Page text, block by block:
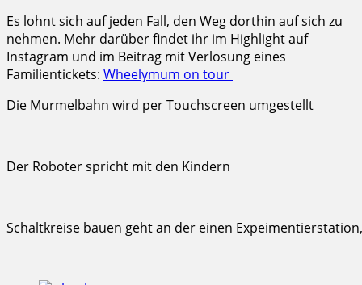
Es lohnt sich auf jeden Fall, den Weg dorthin auf sich zu
nehmen. Mehr darüber findet ihr im Highlight auf
Instagram und im Beitrag mit Verlosung eines
Familientickets: Wheelymum on tour
Die Murmelbahn wird per Touchscreen umgestellt
Der Roboter spricht mit den Kindern
Schaltkreise bauen geht an der einen